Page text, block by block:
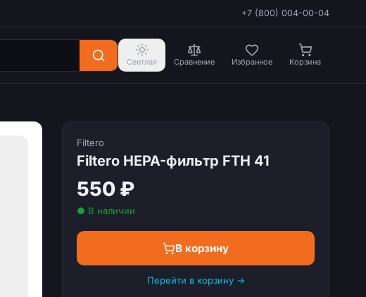
+7 (800) 004-00-04
Светлая Сравнение Избранное Корзина
Filtero
Filtero HEPA-фильтр FTH 41
550 ₽
● В наличии
В корзину
Перейти в корзину →